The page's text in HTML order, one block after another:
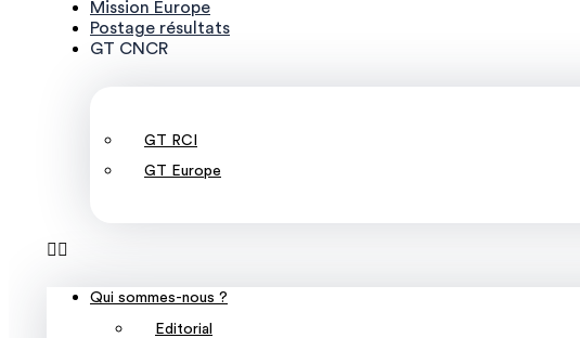
Mission Europe
Postage résultats
GT CNCR
GT RCI
GT Europe
Qui sommes-nous ?
Editorial